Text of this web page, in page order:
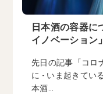
日本酒の容器に
イノベーション
先日の記事「コロ
に - いま起きてい
本酒...